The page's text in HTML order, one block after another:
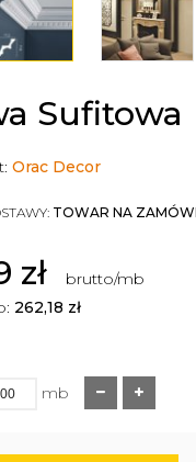
Sufitowa
Orac Decor
TOWAR NA
zł
brutto/mb
262,18 zł
mb